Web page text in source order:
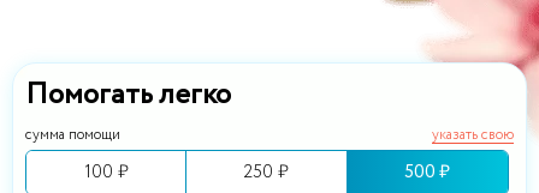
Помогать легко
сумма помощи указать свою
100 ₽ 250 ₽ 500 ₽